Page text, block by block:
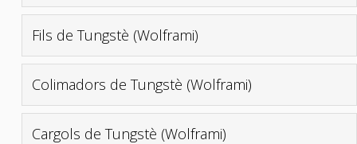
Fils de Tungstè (Wolframi)
Colimadors de Tungstè (Wolframi)
Cargols de Tungstè (Wolframi)